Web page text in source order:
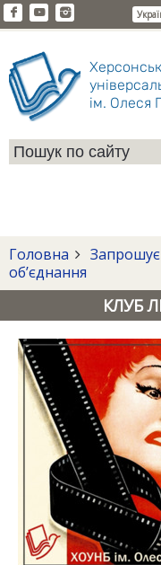
ім. Олеся
Головна
об’єднання
КЛУБ